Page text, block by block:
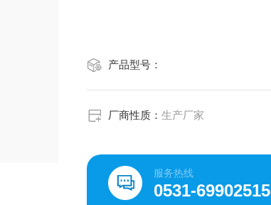
产品型号：
厂商性质：生产厂家
服务热线
0531-69902515